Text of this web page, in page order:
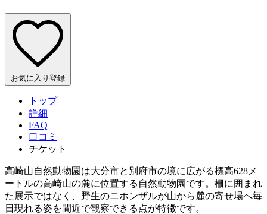
お気に入り登録
トップ
詳細
FAQ
口コミ
チケット
高崎山自然動物園は大分市と別府市の境に広がる標高628メ
ートルの高崎山の麓に位置する自然動物園です。柵に囲まれ
た展示ではなく、野生のニホンザルが山から麓の寄せ場へ毎
日現れる姿を間近で観察できる点が特徴です。